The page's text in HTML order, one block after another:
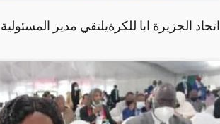
اتحاد الجزيرة ابا للكرةيلتقي مدير